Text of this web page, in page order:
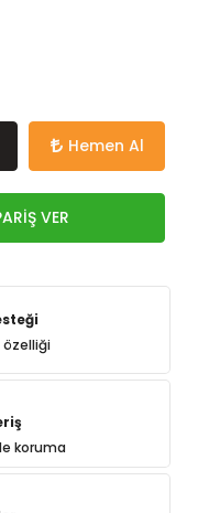
Hemen Al
VER
koruma